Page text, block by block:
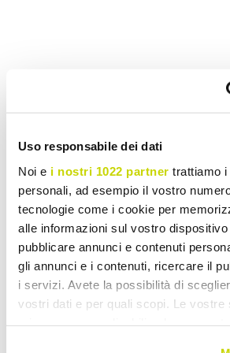
Uso responsabile dei dati
Noi e i nostri 1022 partner trattiamo
personali, ad esempio il vostro
tecnologie come i cookie per
alle informazioni sul vostro dispositivo
pubblicare annunci e contenuti
gli annunci e i contenuti, ricercare il
i servizi. Avete la possibilità di
vostri dati e per quali scopi. Le vostre
Wyślij swoją recenzje
Akcesoria do Domu i